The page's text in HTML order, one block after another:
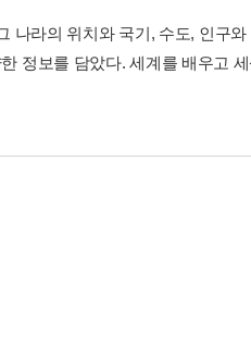
나라의 위치와 국기, 수도, 인구
정보를 담았다. 세계를 배우고